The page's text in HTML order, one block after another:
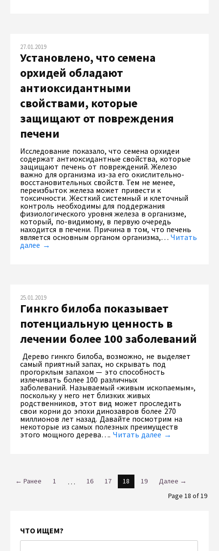
27.01.2019
Установлено, что семена
орхидей обладают
антиоксидантными
свойствами, которые
защищают от повреждения
печени
Исследование показало, что семена орхидеи
содержат антиоксидантные свойства, которые
защищают печень от повреждений. Железо
важно для организма из-за его окислительно-
восстановительных свойств. Тем не менее,
переизбыток железа может привести к
токсичности. Жесткий системный и клеточный
контроль необходимы для поддержания
физиологического уровня железа в организме,
который, по-видимому, в первую очередь
находится в печени. Причина в том, что печень
является основным органом организма,…Читать
далее →
25.01.2019
Гинкго билоба показывает
потенциальную ценность в
лечении более 100 заболеваний
Дерево гинкго билоба, возможно, не выделяет
самый приятный запах, но скрывать под
прогорклым запахом — это способность
излечивать более 100 различных
заболеваний. Называемый «живым ископаемым»,
поскольку у него нет близких живых
родственников, этот вид может проследить
свои корни до эпохи динозавров более 270
миллионов лет назад. Давайте посмотрим на
некоторые из самых полезных преимуществ
этого мощного дерева…. Читать далее →
← Ранее 1 … 16 17 18 19
Далее →
Page 18 of 19
ЧТО ИЩЕМ?